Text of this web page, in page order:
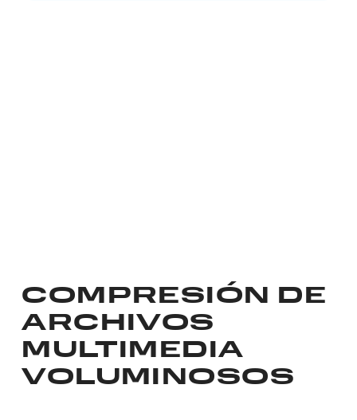
COMPRESIÓN DE
ARCHIVOS
MULTIMEDIA
VOLUMINOSOS